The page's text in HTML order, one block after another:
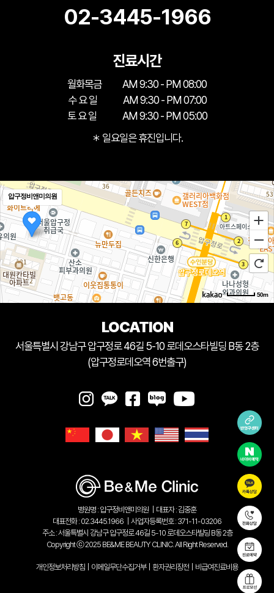
02-3445-1966
진료시간
월화목금
AM 9:30 - PM 08:00
수 요 일
AM 9:30 - PM 07:00
토 요 일
AM 9:30 - PM 05:00
＊ 일요일은 휴진입니다.
LOCATION
압구정비앤미의원
50m
서울특별시 강남구 압구정로 46길 5-10 로데오스타빌딩 B동 2층
(압구정로데오역 6번출구)
병원명 : 압구정비앤미의원
대표자 : 김중훈
대표전화 : 02.3445.1966
사업자등록번호 : 371-11-03206
주소 : 서울특별시 강남구 압구정로 46길 5-10 로데오스타빌딩 B동 2층
Copyright ⓒ 2025 BE&ME BEAUTY CLINIC. All Right Reserved.
개인정보처리방침 이메일무단수집거부| 환자권리장전 비급여진료비용